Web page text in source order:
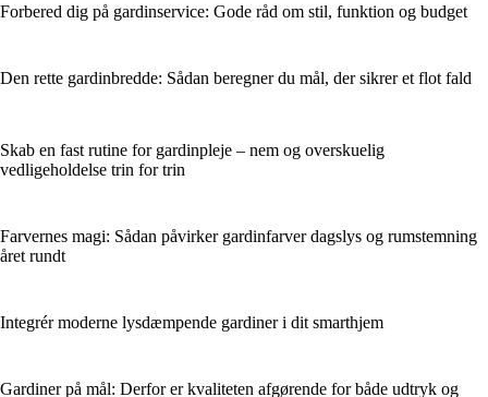
Forbered dig på gardinservice: Gode råd om stil, funktion og budget
Den rette gardinbredde: Sådan beregner du mål, der sikrer et flot fald
Skab en fast rutine for gardinpleje – nem og overskuelig
vedligeholdelse trin for trin
Farvernes magi: Sådan påvirker gardinfarver dagslys og rumstemning
året rundt
Integrér moderne lysdæmpende gardiner i dit smarthjem
Gardiner på mål: Derfor er kvaliteten afgørende for både udtryk og